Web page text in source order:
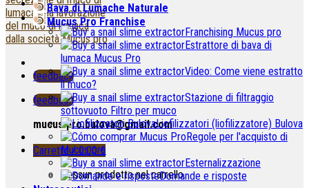
feedback
feedback
mucus.pro.bulova@gmail.com
Carretto /0.00€
Nessun prodotto nel carrello.
Bava di Lumache Naturale
Mucus Pro Franchise
Franchising Mucus pro
Estrattore di bava di
lumaca Mucus Pro
Video: Come viene estratto
il muco?
Stazione di filtraggio
sottovuoto Filtro per muco
Liofilizzatori (liofilizzatore) Bulova
Regole per l'acquisto di
Mucus pro
Esternalizzazione
Domande e risposte